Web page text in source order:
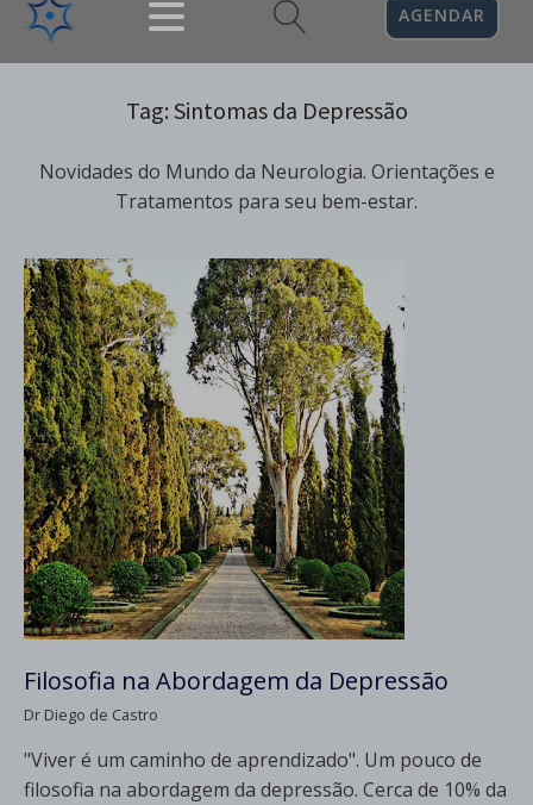
AGENDAR
Tag: Sintomas da Depressão
Novidades do Mundo da Neurologia. Orientações e
Tratamentos para seu bem-estar.
Filosofia na Abordagem da Depressão
Dr Diego de Castro
"Viver é um caminho de aprendizado". Um pouco de
filosofia na abordagem da depressão. Cerca de 10% da